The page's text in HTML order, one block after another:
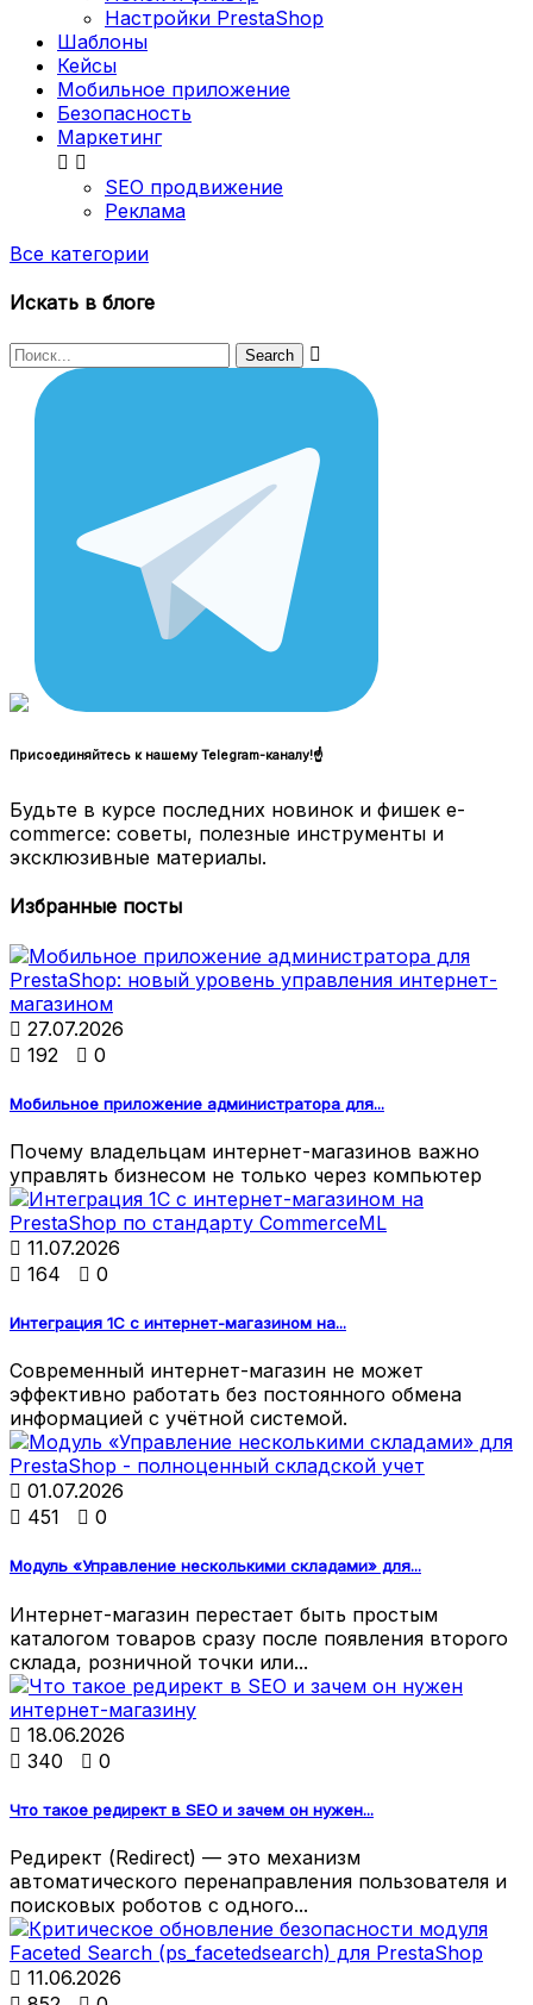
Настройки PrestaShop
Шаблоны
Кейсы
Мобильное приложение
Безопасность
Маркетинг
 
SEO продвижение
Реклама
Все категории
Искать в блоге

Присоединяйтесь к нашему Telegram-каналу!☝
Будьте в курсе последних новинок и фишек e-
commerce: советы, полезные инструменты и
эксклюзивные материалы.
Избранные посты
 27.07.2026
 192  0
Мобильное приложение администратора для...
Почему владельцам интернет-магазинов важно
управлять бизнесом не только через компьютер
 11.07.2026
 164  0
Интеграция 1С с интернет-магазином на...
Современный интернет-магазин не может
эффективно работать без постоянного обмена
информацией с учётной системой.
 01.07.2026
 451  0
Модуль «Управление несколькими складами» для...
Интернет-магазин перестает быть простым
каталогом товаров сразу после появления второго
склада, розничной точки или...
 18.06.2026
 340  0
Что такое редирект в SEO и зачем он нужен...
Редирект (Redirect) — это механизм
автоматического перенаправления пользователя и
поисковых роботов с одного...
 11.06.2026